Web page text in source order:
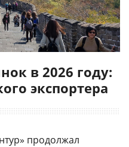
в 2026 году:
экспортера
продолжал